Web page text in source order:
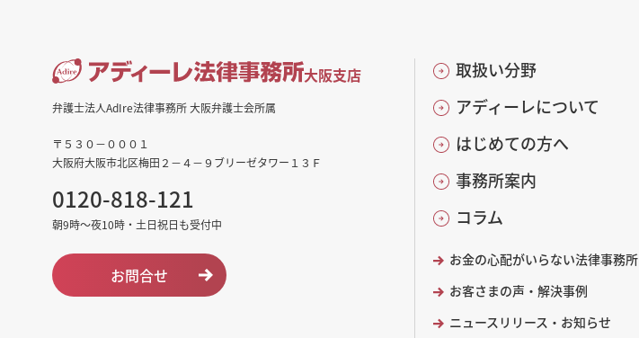
大阪支店
弁護士法人AdIre法律事務所 大阪弁護士会所属
〒５３０－０００１
大阪府大阪市北区梅田２－４－９ブリーゼタワー１３Ｆ
0120-818-121
朝9時～夜10時・土日祝日も受付中
お問合せ
取扱い分野
アディーレについて
はじめての方へ
事務所案内
コラム
お金の心配がいらない法律事務所
お客さまの声・解決事例
ニュースリリース・お知らせ